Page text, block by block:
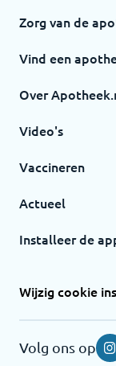
Zorg van de
Vind een
Over
Video's
Vaccineren
Actueel
Installeer de
Wijzig cookie
Volg ons op